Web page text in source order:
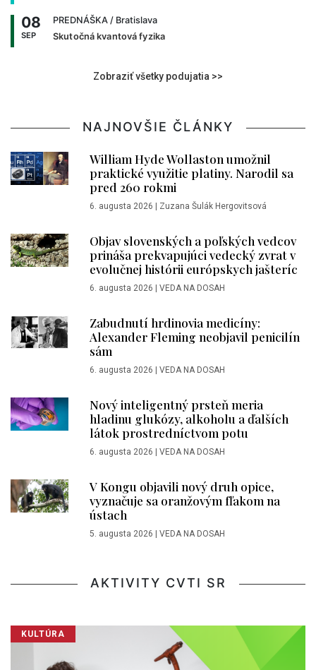
08
SEP
PREDNÁŠKA / Bratislava
Skutočná kvantová fyzika
Zobraziť všetky podujatia >>
NAJNOVŠIE ČLÁNKY
William Hyde Wollaston umožnil
praktické využitie platiny. Narodil sa
pred 260 rokmi
6. augusta 2026 Zuzana Šulák Hergovitsová
Objav slovenských a poľských vedcov
prináša prekvapujúci vedecký zvrat v
evolučnej histórii európskych jašteríc
6. augusta 2026 VEDA NA DOSAH
Zabudnutí hrdinovia medicíny:
Alexander Fleming neobjavil penicilín
sám
6. augusta 2026 VEDA NA DOSAH
Nový inteligentný prsteň meria
hladinu glukózy, alkoholu a ďalších
látok prostredníctvom potu
6. augusta 2026 VEDA NA DOSAH
V Kongu objavili nový druh opice,
vyznačuje sa oranžovým fľakom na
ústach
5. augusta 2026 VEDA NA DOSAH
AKTIVITY CVTI SR
KULTÚRA